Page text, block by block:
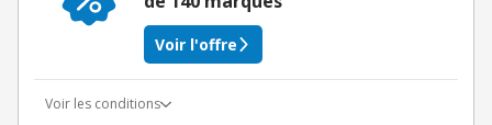
Voir l'offre
Voir les conditions